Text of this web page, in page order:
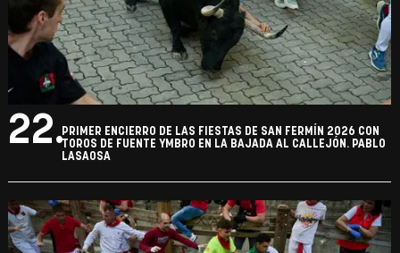
22.PRIMER ENCIERRO DE LAS FIESTAS DE SAN FERMÍN 2026 CON
TOROS DE FUENTE YMBRO EN LA BAJADA AL CALLEJÓN. PABLO
LASAOSA